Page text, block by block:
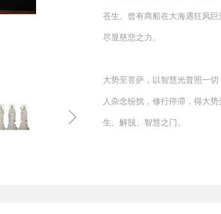
ꁇ
苍生。曾有商船在大海遇狂风
尽显慈悲之力。
大势至菩萨，以智慧光普照一
人杂念纷扰，修行停滞，得大
生、解脱、智慧之门。